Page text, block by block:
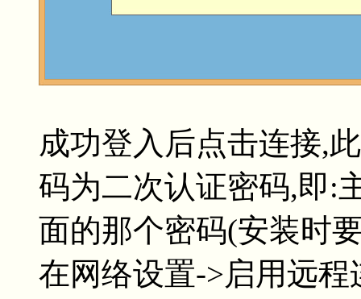
成功登入后点击连接,
码为二次认证密码,即:
面的那个密码(安装时
在网络设置->启用远